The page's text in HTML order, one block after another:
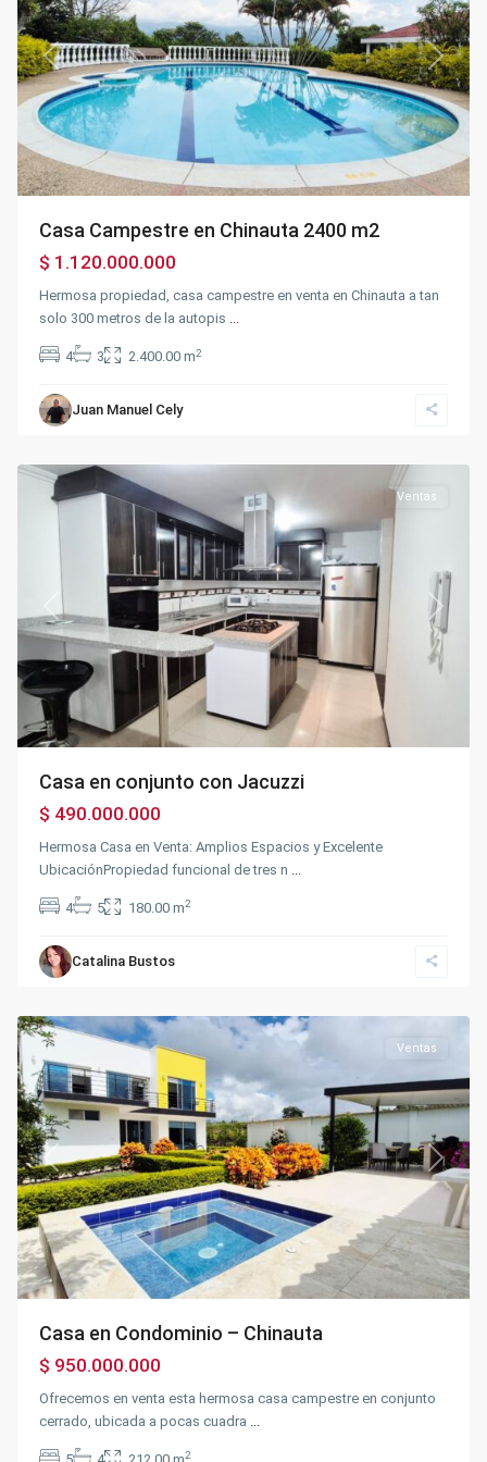
Previous Next
Casa Campestre en Chinauta 2400 m2
$ 1.120.000.000
Hermosa propiedad, casa campestre en venta en Chinauta a tan
solo 300 metros de la autopis ...
4 3 2.400.00 m2
Juan Manuel Cely
Maiz
Amarillo
Previous Next
Ventas
Casa en conjunto con Jacuzzi
$ 490.000.000
Hermosa Casa en Venta: Amplios Espacios y Excelente
UbicaciónPropiedad funcional de tres n ...
4 5 180.00 m2
Catalina Bustos
Chinauta
Previous Next
Ventas
Casa en Condominio – Chinauta
$ 950.000.000
Ofrecemos en venta esta hermosa casa campestre en conjunto
cerrado, ubicada a pocas cuadra ...
2